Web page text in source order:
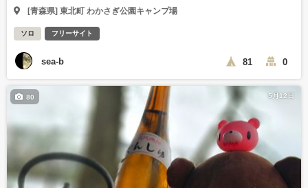
[青森県] 東北町 わかさぎ公園キャンプ場
ソロ フリーサイト
sea-b 81 0
5月12日
80